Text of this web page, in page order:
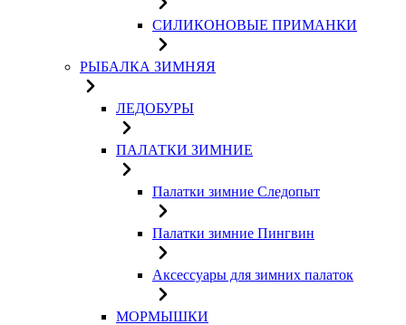
СИЛИКОНОВЫЕ ПРИМАНКИ
РЫБАЛКА ЗИМНЯЯ
ЛЕДОБУРЫ
ПАЛАТКИ ЗИМНИЕ
Палатки зимние Следопыт
Палатки зимние Пингвин
Аксессуары для зимних палаток
МОРМЫШКИ